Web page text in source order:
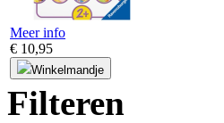
Meer info
€ 10,95
Winkelmandje
Filteren